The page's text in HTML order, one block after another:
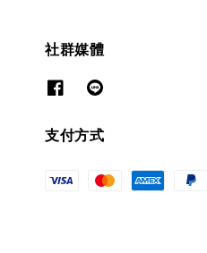
社群媒體
支付方式